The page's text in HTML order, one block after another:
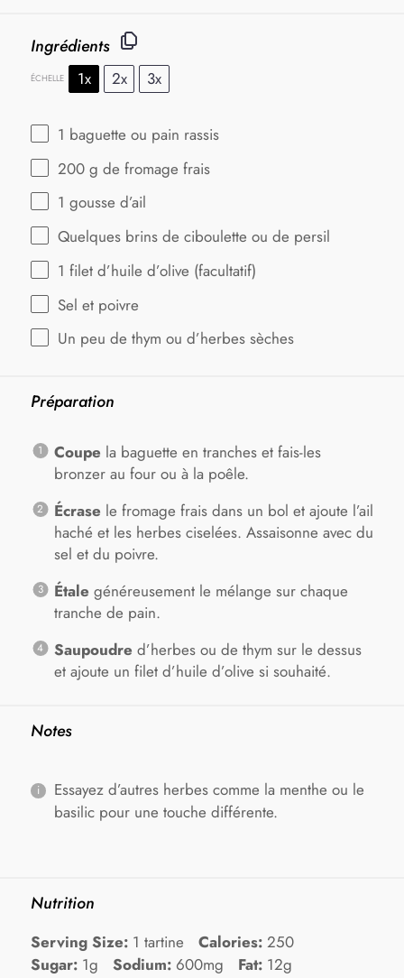
Ingrédients
ÉCHELLE 1x 2x 3x
1 baguette ou pain rassis
200 g de fromage frais
1 gousse d’ail
Quelques brins de ciboulette ou de persil
1 filet d’huile d’olive (facultatif)
Sel et poivre
Un peu de thym ou d’herbes sèches
Préparation
Coupe la baguette en tranches et fais-les
bronzer au four ou à la poêle.
Écrase le fromage frais dans un bol et ajoute l’ail
haché et les herbes ciselées. Assaisonne avec du
sel et du poivre.
Étale généreusement le mélange sur chaque
tranche de pain.
Saupoudre d’herbes ou de thym sur le dessus
et ajoute un filet d’huile d’olive si souhaité.
Notes
Essayez d’autres herbes comme la menthe ou le
basilic pour une touche différente.
Nutrition
Serving Size: 1 tartine Calories: 250
Sugar: 1g Sodium: 600mg Fat: 12g